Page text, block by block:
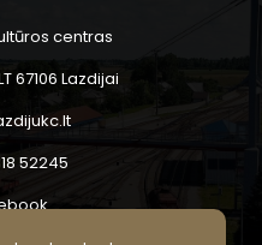
centras
67106 Lazdijai
52245